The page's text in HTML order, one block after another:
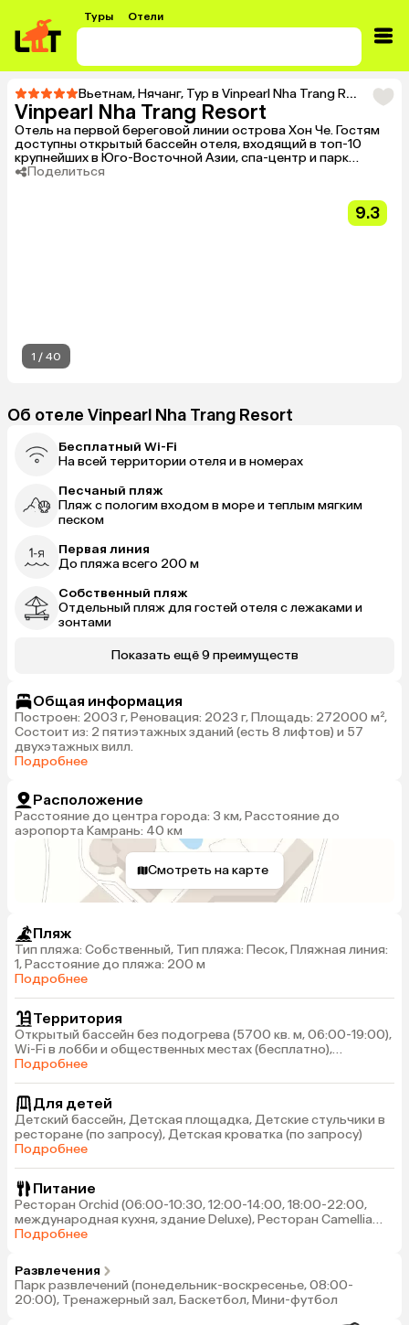
Туры Отели
Вьетнам,Нячанг, Тур в Vinpearl Nha Trang Resort
Vinpearl Nha Trang Resort
Отель на первой береговой линии острова Хон Че. Гостям
доступны открытый бассейн отеля, входящий в топ-10
крупнейших в Юго-Восточной Азии, спа-центр и парк
развлечений. Для детей работает клуб с разнообразной
просторных номерах главного корпуса, так и в отдельных
Поделиться
9.3
1 / 40
Об отеле Vinpearl Nha Trang Resort
Бесплатный Wi-Fi
На всей территории отеля и в номерах
Песчаный пляж
Пляж с пологим входом в море и теплым мягким
песком
Первая линия
До пляжа всего 200 м
Собственный пляж
Отдельный пляж для гостей отеля с лежаками и
зонтами
Показать ещё 9 преимуществ
Общая информация
Построен: 2003 г, Реновация: 2023 г, Площадь: 272000 м²,
Состоит из: 2 пятиэтажных зданий (есть 8 лифтов) и 57
двухэтажных вилл.
Подробнее
Расположение
Расстояние до центра города: 3 км, Расстояние до
аэропорта Камрань: 40 км
Смотреть на карте
Пляж
Тип пляжа: Собственный, Тип пляжа: Песок, Пляжная линия:
1, Расстояние до пляжа: 200 м
Подробнее
Территория
Открытый бассейн без подогрева (5700 кв. м, 06:00-19:00),
Wi-Fi в лобби и общественных местах (бесплатно),
Прачечная (платно), Парковка
Подробнее
Для детей
Детский бассейн, Детская площадка, Детские стульчики в
ресторане (по запросу), Детская кроватка (по запросу)
Подробнее
Питание
Ресторан Orchid (06:00-10:30, 12:00-14:00, 18:00-22:00,
международная кухня, здание Deluxe), Ресторан Camellia
(06:00-10:30, 12:00-14:00, 18:00-22:00, международная
14:00, 18:00-22:00, международная кухня, здание Executive),
A`la carte ресторан Jasmine (11:30-23:00, международная
кухня, здание Executive)
Подробнее
Развлечения
Парк развлечений (понедельник-воскресенье, 08:00-
20:00), Тренажерный зал, Баскетбол, Мини-футбол